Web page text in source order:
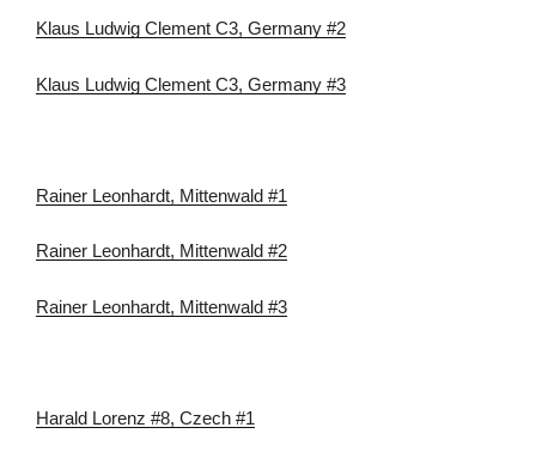
Klaus Ludwig Clement C3, Germany #2
Klaus Ludwig Clement C3, Germany #3
Rainer Leonhardt, Mittenwald #1
Rainer Leonhardt, Mittenwald #2
Rainer Leonhardt, Mittenwald #3
Harald Lorenz #8, Czech #1